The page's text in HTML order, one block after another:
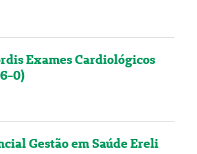
Exames Cardiológicos
0)
Gestão em Saúde Ereli